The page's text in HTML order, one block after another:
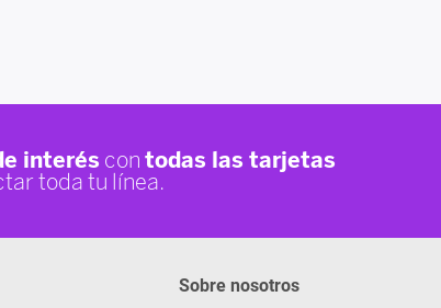
Sobre nosotros